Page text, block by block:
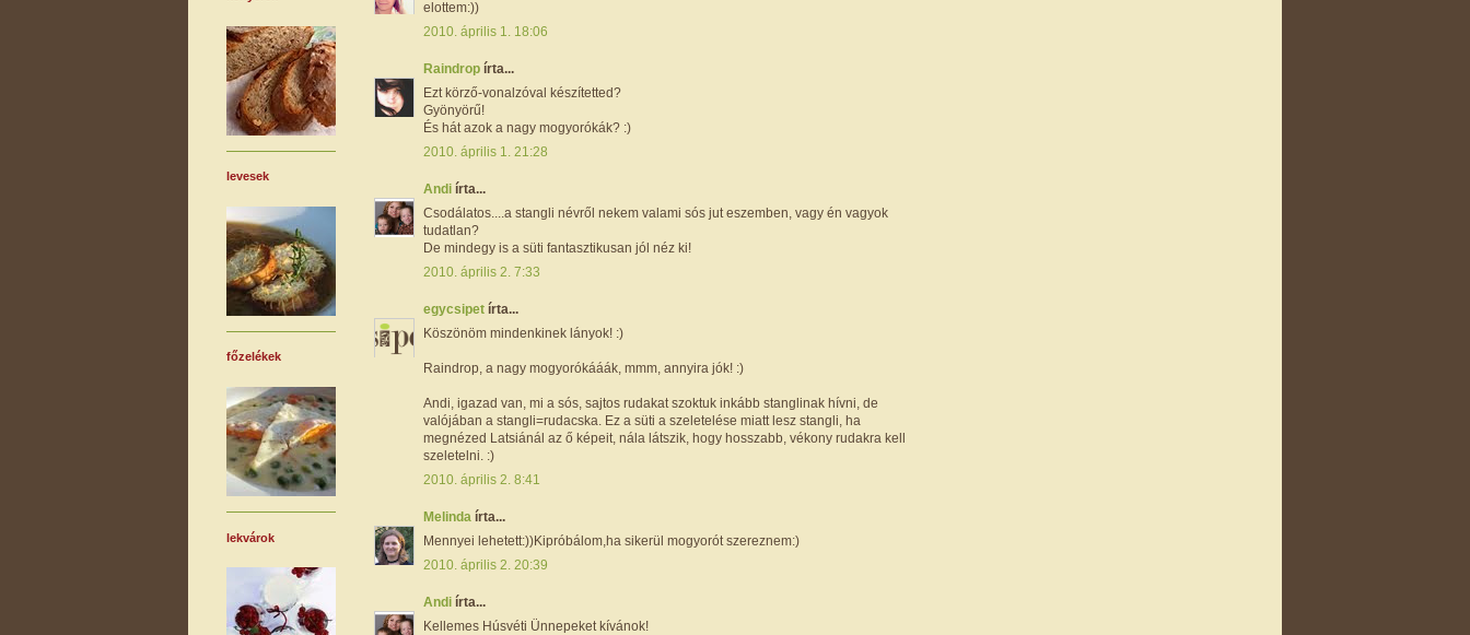
elottem:))
2010. április 1. 18:06
Raindrop írta...
Ezt körző-vonalzóval készítetted?
Gyönyörű!
És hát azok a nagy mogyorókák? :)
2010. április 1. 21:28
Andi írta...
Csodálatos....a stangli névről nekem valami sós jut eszemben, vagy én vagyok
tudatlan?
De mindegy is a süti fantasztikusan jól néz ki!
2010. április 2. 7:33
egycsipet írta...
Köszönöm mindenkinek lányok! :)
Raindrop, a nagy mogyorókááák, mmm, annyira jók! :)
Andi, igazad van, mi a sós, sajtos rudakat szoktuk inkább stanglinak hívni, de
valójában a stangli=rudacska. Ez a süti a szeletelése miatt lesz stangli, ha
megnézed Latsiánál az ő képeit, nála látszik, hogy hosszabb, vékony rudakra kell
szeletelni. :)
2010. április 2. 8:41
Melinda írta...
Mennyei lehetett:))Kipróbálom,ha sikerül mogyorót szereznem:)
2010. április 2. 20:39
Andi írta...
Kellemes Húsvéti Ünnepeket kívánok!
levesek
főzelékek
lekvárok